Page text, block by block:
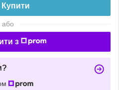
Купити
або
з